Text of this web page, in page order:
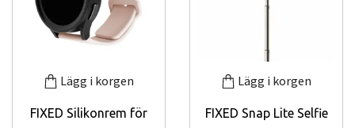
Lägg i korgen
FIXED Silikonrem för
Lägg i korgen
FIXED Snap Lite Selfie